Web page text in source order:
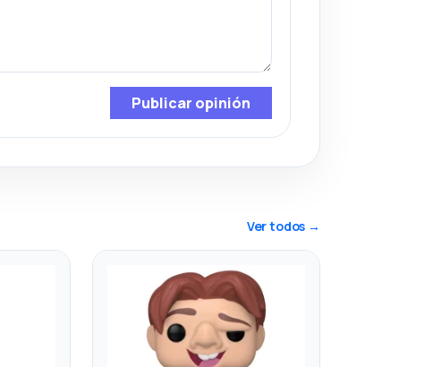
Publicar opinión
Ver todos →